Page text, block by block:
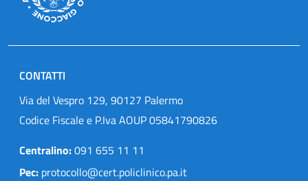
CONTATTI
Via del Vespro 129, 90127 Palermo
Codice Fiscale e P.Iva AOUP 05841790826
Centralino:091 655 11 11
Pec: protocollo@cert.policlinico.pa.it